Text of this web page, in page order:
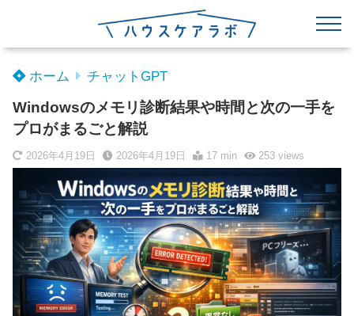
ホーム チャットGPT
Windowsのメモリ診断結果や時間と次の一手を
プロがまるごと解説
2026年4月19日 2026年4月19日 17 min 253views